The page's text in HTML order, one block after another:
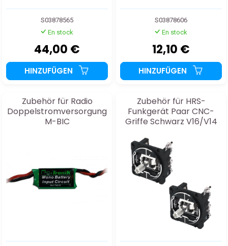
S03878565
En stock
44,00 €
HINZUFÜGEN
S03878606
En stock
12,10 €
HINZUFÜGEN
Zubehör für Radio
Doppelstromversorgung
M-BIC
Zubehör für HRS-
Funkgerät Paar CNC-
Griffe Schwarz V16/V14